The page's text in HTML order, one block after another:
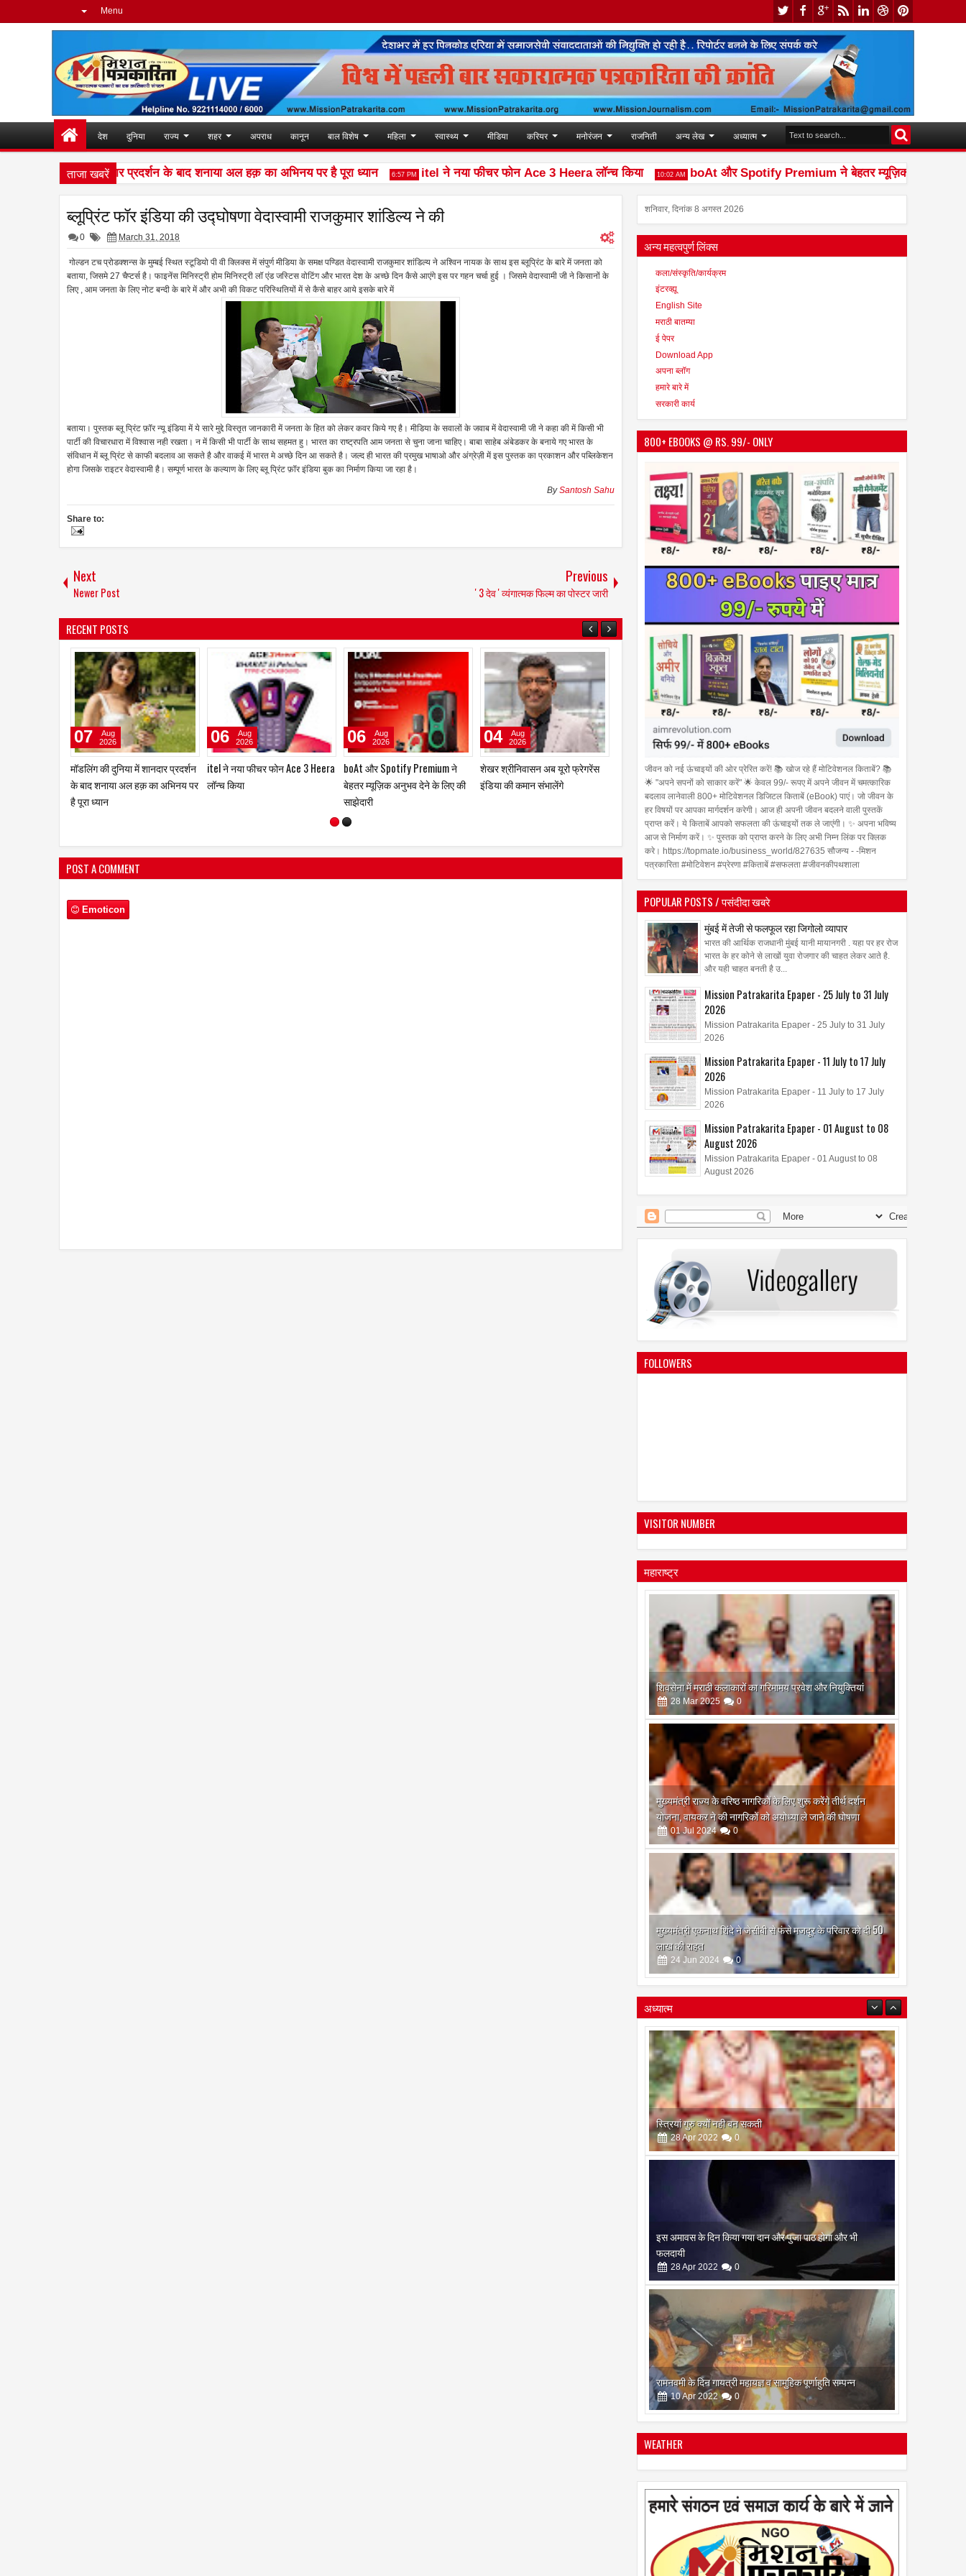
Menu
देश दुनिया राज्य शहर अपराध कानून बाल विशेष महिला स्वास्थ्य मीडिया करियर मनोरंजन राजनिती अन्य लेख अध्यात्म
ताजा खबरें
की दुनिया में शानदार प्रदर्शन के बाद शनाया अल हक़ का अभिनय पर है पूरा ध्यान 6:57 PM itel ने नया फीचर फोन Ace 3 Heera लॉन्च किया 10:02 AM boAt और Spotify Premium ने बेहतर म्यूज़िक अनुभव देने के लिए
ब्लूप्रिंट फॉर इंडिया की उद्घोषणा वेदास्वामी राजकुमार शांडिल्य ने की
0 March 31, 2018
गोल्डन टच प्रोडक्शन्स के मुम्बई स्थित स्टूडियो पी वी क्लिक्स में संपुर्ण मीडिया के समक्ष पण्डित वेदास्वामी राजकुमार शांडिल्य ने अश्विन नायक के साथ इस ब्लूप्रिंट के बारे में जनता को
बताया, जिसमे 27 चैप्टर्स है। फाइनेंस मिनिस्ट्री होम मिनिस्ट्री लॉ एंड जस्टिस वोटिंग और भारत देश के अच्छे दिन कैसे आएंगे इस पर गहन चर्चा हुई । जिसमे वेदास्वामी जी ने किसानों के
लिए , आम जनता के लिए नोट बन्दी के बारे में और अभी की विकट परिस्थितियों में से कैसे बाहर आये इसके बारे में
बताया। पुस्तक ब्लू प्रिंट फ़ॉर न्यू इंडिया में ये सारे मुद्दे विस्तृत जानकारी में जनता के हित को लेकर कवर किये गए है। मीडिया के सवालों के जवाब में वेदास्वामी जी ने कहा की में किसी भी
पार्टी की विचारधारा में विश्वास नही रखता। न में किसी भी पार्टी के साथ सहमत हु। भारत का राष्ट्रपति आम जनता से चुना जाना चाहिए। बाबा साहेब अंबेडकर के बनाये गए भारत के
संविधान में ब्लू प्रिंट से काफी बदलाव आ सकते है और वाकई में भारत मे अच्छे दिन आ सकते है। जल्द ही भारत की प्रमुख भाषाओ और अंग्रेज़ी में इस पुस्तक का प्रकाशन और पब्लिकेशन
होगा जिसके राइटर वेदास्वामी है। सम्पूर्ण भारत के कल्याण के लिए ब्लू प्रिंट फ़ॉर इंडिया बुक का निर्माण किया जा रहा है।
BySantosh Sahu
Share to:
Next
Newer Post
Previous
' 3 देव ' व्यंगात्मक फिल्म का पोस्टर जारी
RECENT POSTS
ताइवान एक्सीलेंस ने ऑटोमेशन एक्सपो
2026 में स्मार्ट मैन्युफैक्चरिंग के भविष्य
के लिए एआई-आधारित एडैप्टिव
04
Aug
2026
मानद डॉक्टरेट और 'अशोका अवॉर्ड' से
सम्मानित डॉ. मृणाल देशराज 'इश्कबाज़'
04
Aug
2026
मॉडलिंग की दुनिया में शानदार प्रदर्शन
के बाद शनाया अल हक़ का अभिनय पर
है पूरा ध्यान
07
Aug
2026
itel ने नया फीचर फोन Ace 3 Heera
लॉन्च किया
06
Aug
2026
boAt और Spotify Premium ने
बेहतर म्यूज़िक अनुभव देने के लिए की
साझेदारी
Aug
2026
शेखर श्रीनिवासन अब यूरो फ्रेगरेंस
इंडिया की कमान संभालेंगे
04
POST A COMMENT
शनिवार, दिनांक 8 अगस्त 2026
अन्य महत्वपुर्ण लिंक्स
कला/संस्कृति/कार्यक्रम
इंटरव्ह्यू
English Site
मराठी बातम्या
ई पेपर
Download App
अपना ब्लॉग
हमारे बारे में
सरकारी कार्य
800+ EBOOKS @ RS. 99/- ONLY
जीवन को नई ऊंचाइयों की ओर प्रेरित करें! 📚 खोज रहे हैं मोटिवेशनल किताबें? 📚
🌟 "अपने सपनों को साकार करें" 🌟 केवल 99/- रूपए में अपने जीवन में चमत्कारिक
बदलाव लानेवाली 800+ मोटिवेशनल डिजिटल किताबें (eBook) पाएं। जो जीवन के
हर विषयों पर आपका मार्गदर्शन करेगी। आज ही अपनी जीवन बदलने वाली पुस्तकें
प्राप्त करें। ये किताबें आपको सफलता की ऊंचाइयों तक ले जाएंगी। ✨ अपना भविष्य
आज से निर्माण करें। ✨ पुस्तक को प्राप्त करने के लिए अभी निम्न लिंक पर क्लिक
करे। https://topmate.io/business_world/827635 सौजन्य - -मिशन
पत्रकारिता #मोटिवेशन #प्रेरणा #किताबें #सफलता #जीवनकीपथशाला
POPULAR POSTS / पसंदीदा खबरे
मुंबई में तेजी से फलफूल रहा जिगोलो व्यापार
भारत की आर्थिक राजधानी मुंबई यानी मायानगरी . यहा पर हर रोज
भारत के हर कोने से लाखों युवा रोजगार की चाहत लेकर आते है.
और यही चाहत बनती है उ...
Mission Patrakarita Epaper - 25 July to 31 July
2026
Mission Patrakarita Epaper - 25 July to 31 July
2026
Mission Patrakarita Epaper - 11 July to 17 July
2026
Mission Patrakarita Epaper - 11 July to 17 July
2026
Mission Patrakarita Epaper - 01 August to 08
August 2026
Mission Patrakarita Epaper - 01 August to 08
August 2026
FOLLOWERS
VISITOR NUMBER
महाराष्ट्र
शिवसेना में मराठी कलाकारों का गरिमामय प्रवेश और नियुक्तियां
28 Mar 2025 0
मुख्यमंत्री राज्य के वरिष्ठ नागरिकों के लिए शुरू करेंगे तीर्थ दर्शन
योजना, वायकर ने की नागरिकों को अयोध्या ले जाने की घोषणा
01 Jul 2024 0
मुख्यमंत्री एकनाथ शिंदे ने जेसीबी से फंसे मजदूर के परिवार को दी 50
लाख की राहत
24 Jun 2024 0
अध्यात्म
इस अमावस के दिन किया गया दान और पुजा पाठ होगा और भी
फलदायी
28 Apr 2022 0
रामनवमी के दिन गायत्री महायज्ञ व सामुहिक पूर्णाहुति सम्पन्न
10Apr 2022 0
सिद्ध कुंजिका स्तोत्र का पाठ ऐसे करें
12Apr 2024 0
स्त्रियां गुरु क्यों नही बन सकती
2022 0
WEATHER